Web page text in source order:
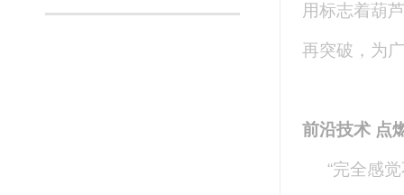
用标志着葫
再突破，为
前沿技术 点
“完全感